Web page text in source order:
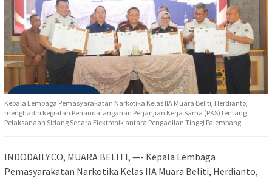
Kepala Lembaga Pemasyarakatan Narkotika Kelas IIA Muara Beliti, Herdianto,
menghadiri kegiatan Penandatanganan Perjanjian Kerja Sama (PKS) tentang
Pelaksanaan Sidang Secara Elektronik antara Pengadilan Tinggi Palembang.
INDODAILY.CO, MUARA BELITI, —- Kepala Lembaga
Pemasyarakatan Narkotika Kelas IIA Muara Beliti, Herdianto,